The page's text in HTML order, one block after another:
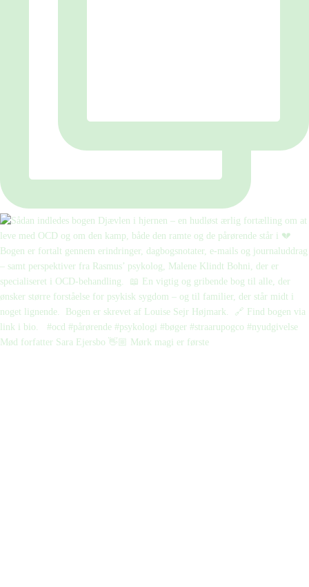
Mød forfatter Sara Ejersbo 👋🏼 Mørk magi er første